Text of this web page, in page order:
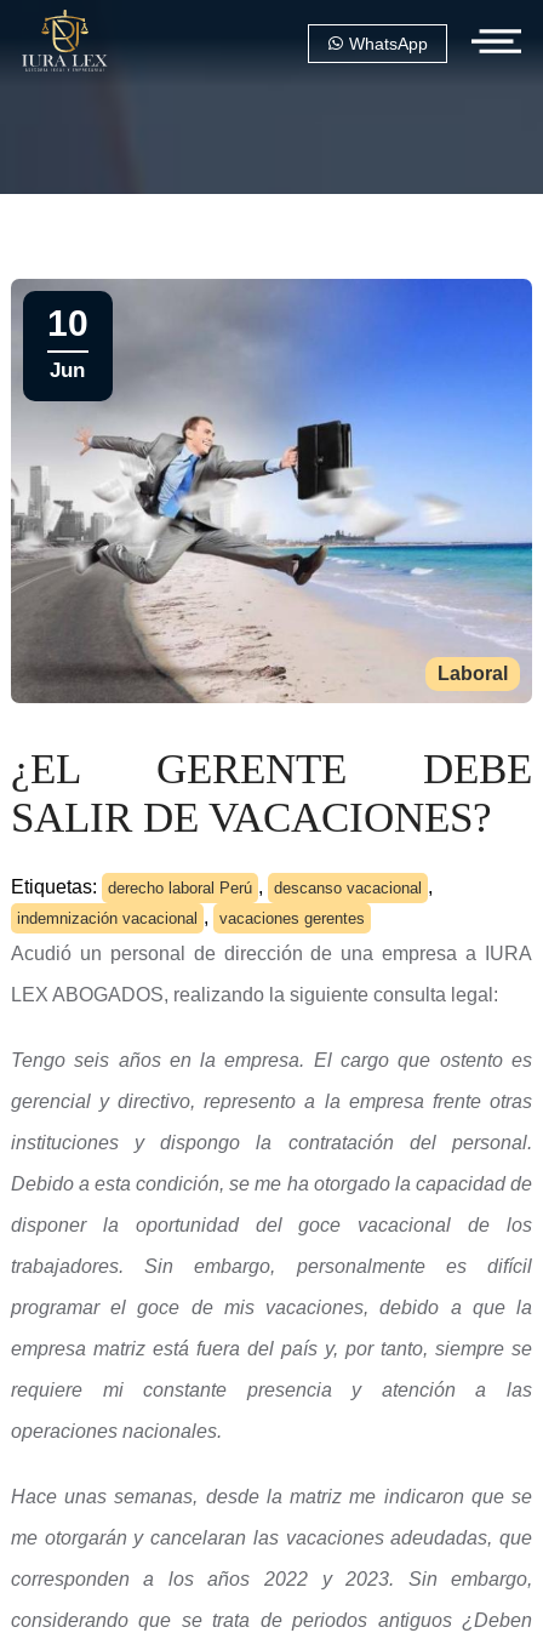
WhatsApp
Laboral
10
Jun
¿EL GERENTE DEBE
SALIR DE VACACIONES?
Etiquetas: derecho laboral Perú , descanso vacacional ,
indemnización vacacional , vacaciones gerentes
Acudió un personal de dirección de una empresa a IURA
LEX ABOGADOS, realizando la siguiente consulta legal:
Tengo seis años en la empresa. El cargo que ostento es
gerencial y directivo, represento a la empresa frente otras
instituciones y dispongo la contratación del personal.
Debido a esta condición, se me ha otorgado la capacidad de
disponer la oportunidad del goce vacacional de los
trabajadores. Sin embargo, personalmente es difícil
programar el goce de mis vacaciones, debido a que la
empresa matriz está fuera del país y, por tanto, siempre se
requiere mi constante presencia y atención a las
operaciones nacionales.
Hace unas semanas, desde la matriz me indicaron que se
me otorgarán y cancelaran las vacaciones adeudadas, que
corresponden a los años 2022 y 2023. Sin embargo,
considerando que se trata de periodos antiguos ¿Deben